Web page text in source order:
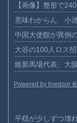
【画像】整形で
意味わからん 小
中国大使館が異例
大谷の100人ロス
維新馬場代表、大
Powered by livedoor
平穏が少しずつ壊